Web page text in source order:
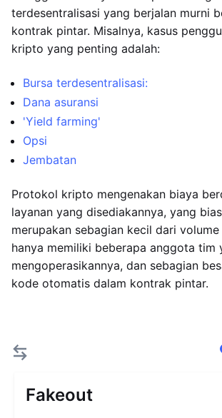
terdesentralisasi yang berjalan murni
kontrak pintar. Misalnya, kasus
kripto yang penting adalah:
Bursa terdesentralisasi:
Dana asuransi
'Yield farming'
Opsi
Jembatan
Protokol kripto mengenakan biaya
layanan yang disediakannya, yang
merupakan sebagian kecil dari
hanya memiliki beberapa anggota tim
mengoperasikannya, dan sebagian
kode otomatis dalam kontrak pintar.
Fakeout